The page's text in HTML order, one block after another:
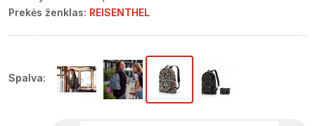
Prekės ženklas: REISENTHEL
Spalva: